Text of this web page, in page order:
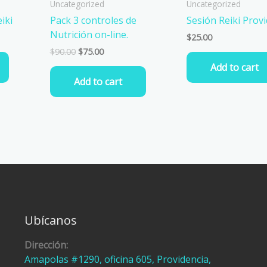
Uncategorized
Pack 3 controles de
Nutrición on-line.
$90.00 $75.00
Add to cart
Uncategorized
Sesión Reiki
$25.00
Add to cart
Ubícanos
Dirección:
Amapolas #1290, oficina 605, Providencia,